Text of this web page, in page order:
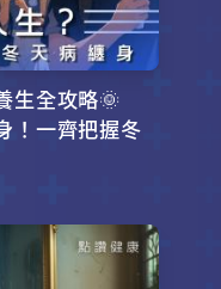
生全攻略🌞
！一齊把握冬